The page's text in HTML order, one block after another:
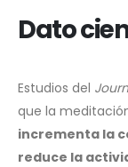
Dato
Estudios del
que la
incrementa la
reduce la